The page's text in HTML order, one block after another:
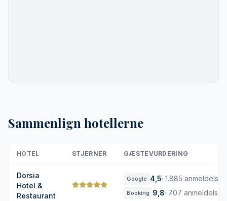
Sammenlign hotellerne
HOTEL STJERNER GÆSTEVURDERING
Dorsia
Hotel &
Restaurant
Google 4,5· 1.885 anmeldelser
Booking 9,8· 707 anmeldelser